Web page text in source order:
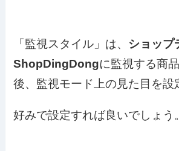
「監視スタイル」は、 ショップ
ShopDingDongに監視する商
後、監視モード上の見た目を設
好みで設定すれば良いでしょう。